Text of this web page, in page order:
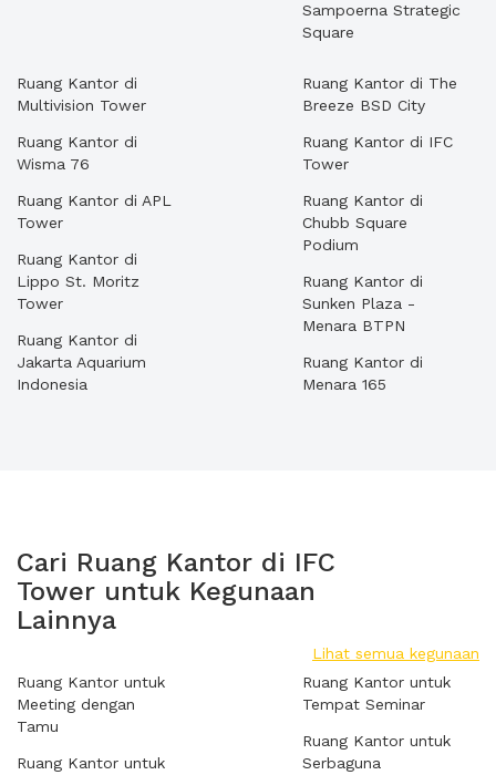
Sampoerna Strategic
Square
Ruang Kantor di
Multivision Tower
Ruang Kantor di
Wisma 76
Ruang Kantor di APL
Tower
Ruang Kantor di
Lippo St. Moritz
Tower
Ruang Kantor di
Jakarta Aquarium
Indonesia
Ruang Kantor di The
Breeze BSD City
Ruang Kantor di IFC
Tower
Ruang Kantor di
Chubb Square
Podium
Ruang Kantor di
Sunken Plaza -
Menara BTPN
Ruang Kantor di
Menara 165
Cari Ruang Kantor di IFC
Tower untuk Kegunaan
Lainnya
Lihat semua kegunaan
Ruang Kantor untuk
Meeting dengan
Tamu
Ruang Kantor untuk
Ruang Kantor untuk
Tempat Seminar
Ruang Kantor untuk
Serbaguna